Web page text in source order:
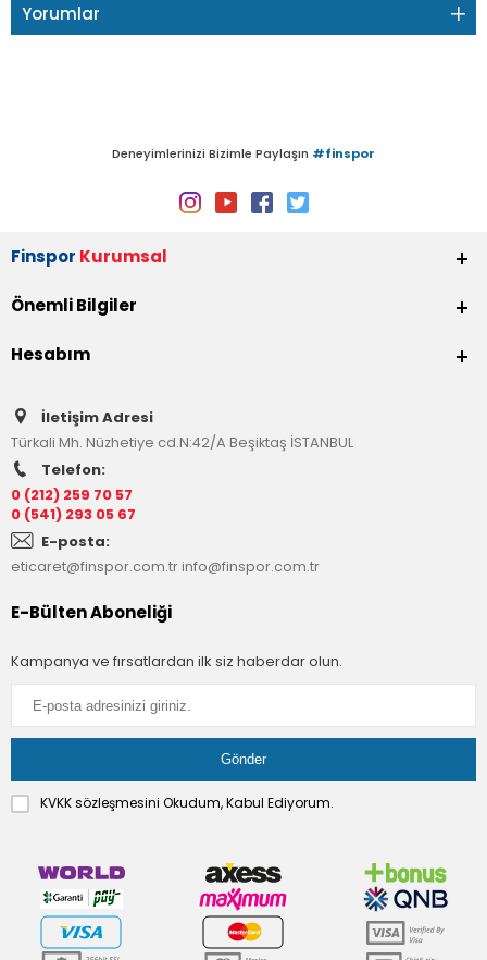
Yorumlar
Deneyimlerinizi Bizimle Paylaşın #finspor
Finspor Kurumsal
Önemli Bilgiler
Hesabım
İletişim Adresi
Türkali Mh. Nüzhetiye cd.N:42/A Beşiktaş İSTANBUL
Telefon:
0 (212) 259 70 57
0 (541) 293 05 67
E-posta:
eticaret@finspor.com.trinfo@finspor.com.tr
E-Bülten Aboneliği
Kampanya ve fırsatlardan ilk siz haberdar olun.
KVKK sözleşmesini Okudum, Kabul Ediyorum.